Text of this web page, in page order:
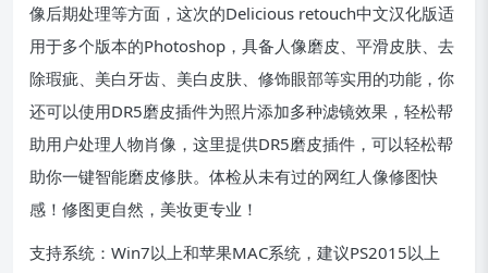
像后期处理等方面，这次的Delicious retouch中文汉化版适
用于多个版本的Photoshop，具备人像磨皮、平滑皮肤、去
除瑕疵、美白牙齿、美白皮肤、修饰眼部等实用的功能，你
还可以使用DR5磨皮插件为照片添加多种滤镜效果，轻松帮
助用户处理人物肖像，这里提供DR5磨皮插件，可以轻松帮
助你一键智能磨皮修肤。体检从未有过的网红人像修图快
感！修图更自然，美妆更专业！
支持系统：Win7以上和苹果MAC系统，建议PS2015以上